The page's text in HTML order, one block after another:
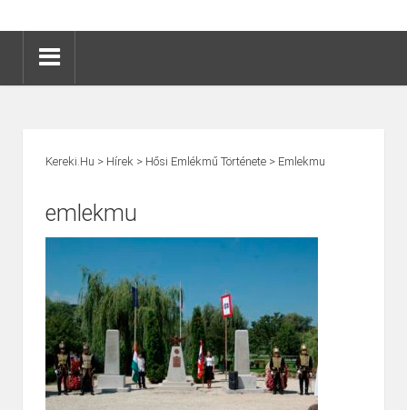
Kereki.hu > Hírek > Hősi Emlékmű Története > Emlekmu
emlekmu